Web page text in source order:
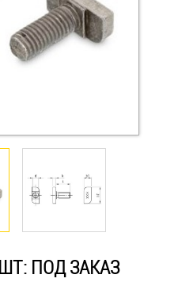
резьбой
для яхт
ПОД ЗАКАЗ